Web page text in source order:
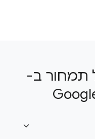
תמחור ב-
expand_more